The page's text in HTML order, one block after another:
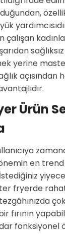
yerine
açısından
Ürün
en
İstediğiniz
fryerde
fırının
fonksiyonel